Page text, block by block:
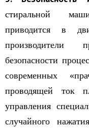
стиральной
приводится в
производители
безопасности
современных
проводящей ток
управления
случайного